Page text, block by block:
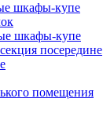
шкафы-купе
шкафы-купе
посередине
помещения